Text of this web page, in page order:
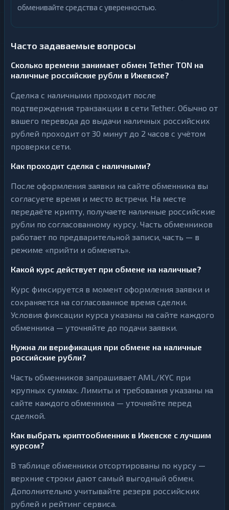
обменивайте средства с уверенностью.
Часто задаваемые вопросы
Сколько времени занимает обмен Tether TON на
наличные российские рубли в Ижевске?
Сделка с наличными проходит после
подтверждения транзакции в сети Tether. Обычно от
вашего перевода до выдачи наличных российских
рублей проходит от 30 минут до 2 часов с учётом
проверки сети.
Как проходит сделка с наличными?
После оформления заявки на сайте обменника вы
согласуете время и место встречи. На месте
передаёте крипту, получаете наличные российские
рубли по согласованному курсу. Часть обменников
работает по предварительной записи, часть — в
режиме «прийти и обменять».
Какой курс действует при обмене на наличные?
Курс фиксируется в момент оформления заявки и
сохраняется на согласованное время сделки.
Условия фиксации курса указаны на сайте каждого
обменника — уточняйте до подачи заявки.
Нужна ли верификация при обмене на наличные
российские рубли?
Часть обменников запрашивает AML/KYC при
крупных суммах. Лимиты и требования указаны на
сайте каждого обменника — уточняйте перед
сделкой.
Как выбрать криптообменник в Ижевске с лучшим
курсом?
В таблице обменники отсортированы по курсу —
верхние строки дают самый выгодный обмен.
Дополнительно учитывайте резерв российских
рублей и рейтинг сервиса.